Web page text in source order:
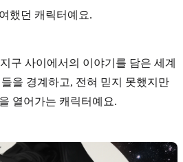
했던 캐릭터예요.
구 사이에서의 이야기를 담은 세계
을 경계하고, 전혀 믿지 못했지만
열어가는 캐릭터예요.